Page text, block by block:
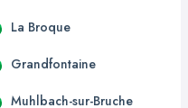
La Broque
Grandfontaine
Muhlbach-sur-Bruche